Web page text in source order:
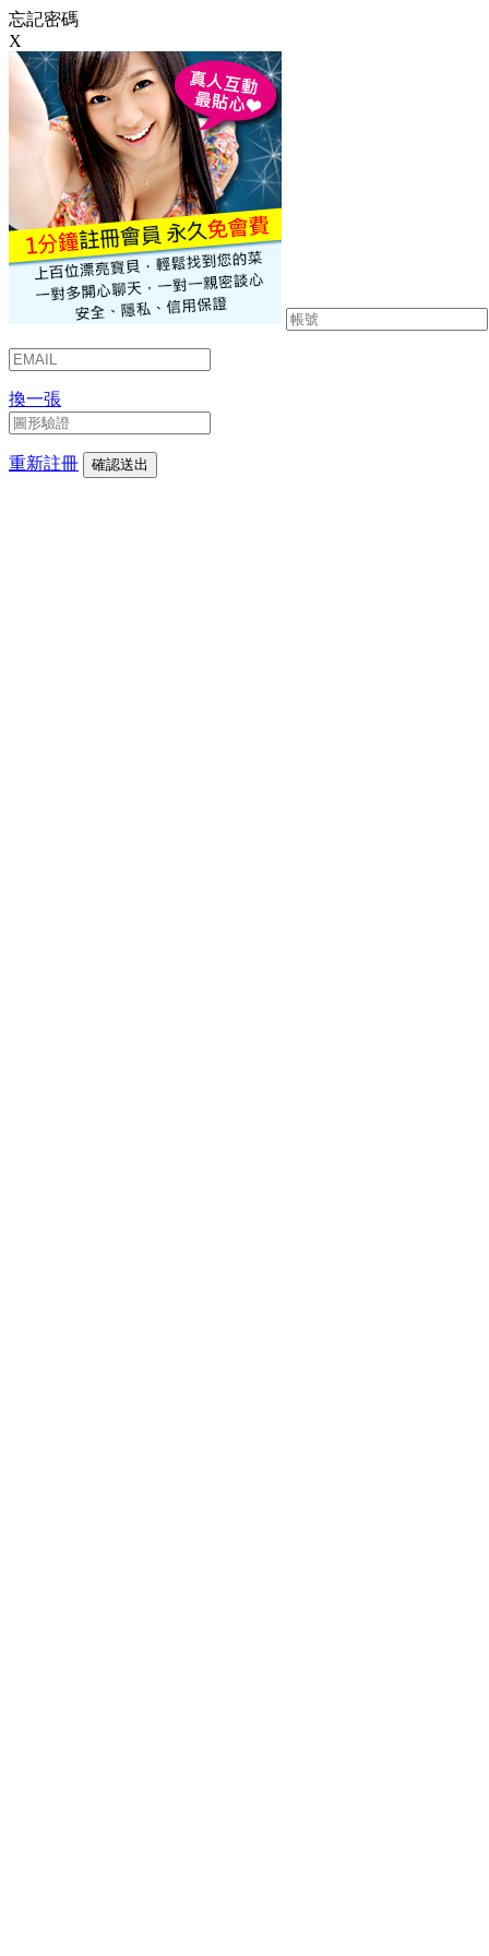
忘記密碼
X
換一張
重新註冊 確認送出